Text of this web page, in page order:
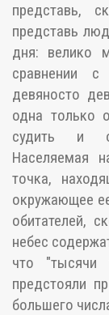
представь,
представь
дня: велико
сравнении
девяносто
одна только
судить и о
Населяемая
точка,
окружающее
обитателей,
небес
что
предстояли
большего